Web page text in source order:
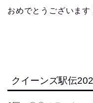
おめでとうございます
クイーンズ駅伝